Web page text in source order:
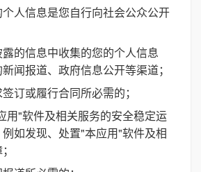
人信息是您自行向社会公众公开
的信息中收集的您的个人信息
闻报道、政府信息公开等渠道；
订或履行合同所必需的；
用"软件及相关服务的安全稳定运
如发现、处置"本应用"软件及相